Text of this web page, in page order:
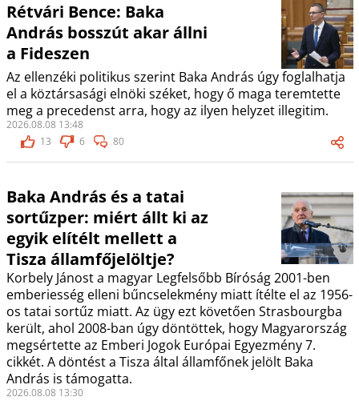
Rétvári Bence: Baka
András bosszút akar állni
a Fideszen
Az ellenzéki politikus szerint Baka András úgy foglalhatja
el a köztársasági elnöki széket, hogy ő maga teremtette
meg a precedenst arra, hogy az ilyen helyzet illegitim.
2026.08.08 13:48
13
6 80
Baka András és a tatai
sortűzper: miért állt ki az
egyik elítélt mellett a
Tisza államfőjelöltje?
Korbely Jánost a magyar Legfelsőbb Bíróság 2001-ben
emberiesség elleni bűncselekmény miatt ítélte el az 1956-
os tatai sortűz miatt. Az ügy ezt követően Strasbourgba
került, ahol 2008-ban úgy döntöttek, hogy Magyarország
megsértette az Emberi Jogok Európai Egyezmény 7.
cikkét. A döntést a Tisza által államfőnek jelölt Baka
András is támogatta.
2026.08.08 13:30